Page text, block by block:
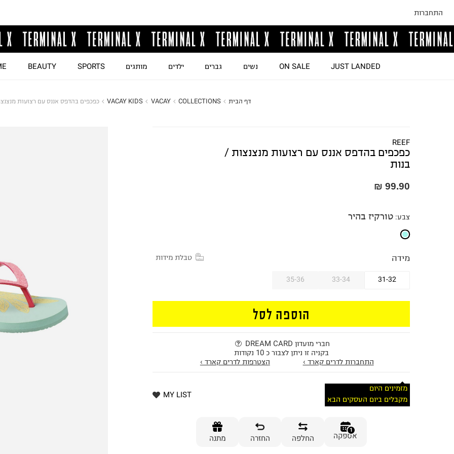
התחברות
JUST LANDED
ON SALE נשים גברים ילדים מותגים SPORTS
BEAUTY
דף הבית COLLECTIONS
VACAY
VACAY KIDS כפכפים בהדפס אננס עם רצועות
REEF
כפכפים בהדפס אננס עם רצועות מנצנצות /
בנות
99.90 ₪
צבע: טורקיז בהיר
מידה טבלת מידות
31-32
33-34
35-36
הוספה לסל
חברי מועדון DREAM CARD
בקניה זו ניתן לצבור כ 10 נקודות
התחברות לדרים קארד ›
הצטרפות לדרים קארד ›
מזמינים היום
מקבלים ביום העסקים הבא
MY LIST
1
אספקה החלפה החזרה מתנה